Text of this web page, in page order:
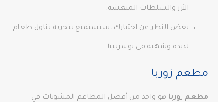
الأرز والسلطات المنعشة.
بغض النظر عن اختيارك، ستستمتع بتجربة تناول طعام
لذيذة وشهية في نوسرتينا.
مطعم زوربا
مطعم زوربا هو واحد من أفضل المطاعم المشويات في